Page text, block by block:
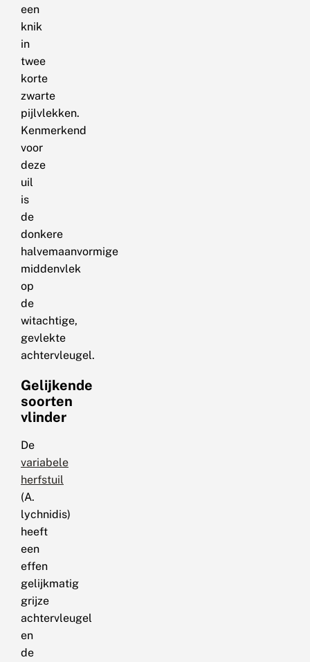
een
knik
in
twee
korte
zwarte
pijlvlekken.
Kenmerkend
voor
deze
uil
is
de
donkere
halvemaanvormige
middenvlek
op
de
witachtige,
gevlekte
achtervleugel.
Gelijkende
soorten
vlinder
De
variabele
herfstuil
(A.
lychnidis)
heeft
een
effen
gelijkmatig
grijze
achtervleugel
en
de